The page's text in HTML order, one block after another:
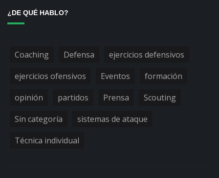
¿DE QUÉ HABLO?
Coaching Defensa
ejercicios defensivos
ejercicios ofensivos
Eventos
formación
opinión
partidos Prensa
Scouting
Sin categoría
sistemas de ataque
Técnica individual